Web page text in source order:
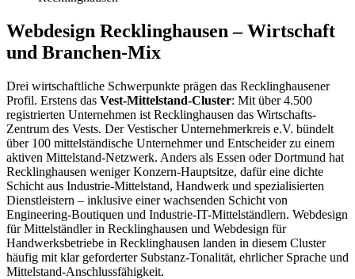
Webdesign Recklinghausen – Wirtschaft
und Branchen-Mix
Drei wirtschaftliche Schwerpunkte prägen das Recklinghausener
Profil. Erstens das Vest-Mittelstand-Cluster: Mit über 4.500
registrierten Unternehmen ist Recklinghausen das Wirtschafts-
Zentrum des Vests. Der Vestischer Unternehmerkreis e.V. bündelt
über 100 mittelständische Unternehmer und Entscheider zu einem
aktiven Mittelstand-Netzwerk. Anders als Essen oder Dortmund hat
Recklinghausen weniger Konzern-Hauptsitze, dafür eine dichte
Schicht aus Industrie-Mittelstand, Handwerk und spezialisierten
Dienstleistern – inklusive einer wachsenden Schicht von
Engineering-Boutiquen und Industrie-IT-Mittelständlern. Webdesign
für Mittelständler in Recklinghausen und Webdesign für
Handwerksbetriebe in Recklinghausen landen in diesem Cluster
häufig mit klar geforderter Substanz-Tonalität, ehrlicher Sprache und
Mittelstand-Anschlussfähigkeit.